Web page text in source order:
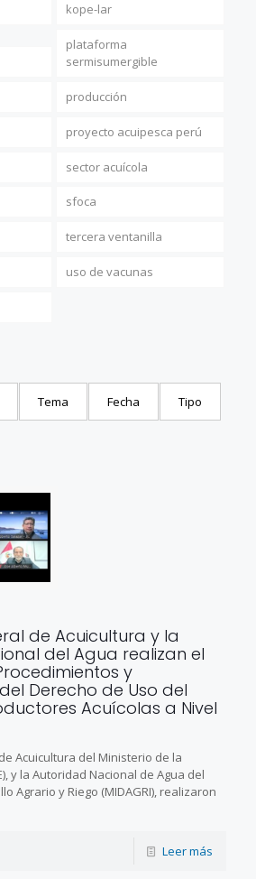
kope-lar
plataforma
sermisumergible
producción
proyecto acuipesca perú
sector acuícola
sfoca
tercera ventanilla
uso de vacunas
Tema Fecha Tipo
de Acuicultura y la
del Agua realizan el
y
Derecho de Uso del
Acuícolas a Nivel
Acuicultura del Ministerio de la
y la Autoridad Nacional de Agua del
Agrario y Riego (MIDAGRI), realizaron
Leer más